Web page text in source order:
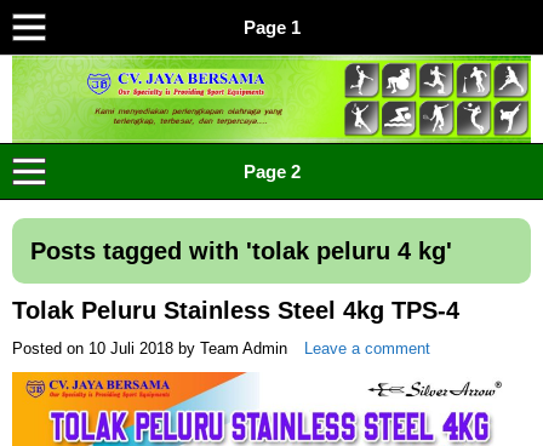
Page 1
CV JAYA BERSAMA Co Id
Menyediakan Semua Perlengkapan Olahraga Yang
Page 2
Posts tagged with 'tolak peluru 4 kg'
Tolak Peluru Stainless Steel 4kg TPS-4
Posted on 10 Juli 2018 by Team Admin Leave a comment